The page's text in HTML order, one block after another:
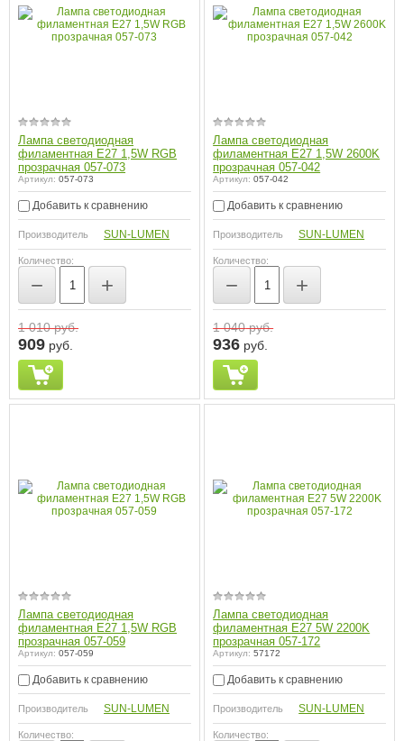
Лампа светодиодная
филаментная E27 1,5W RGB
прозрачная 057-073
Артикул: 057-073
Добавить к сравнению
Производитель SUN-LUMEN
Количество:
− +
1 010руб.
909 руб.
Лампа светодиодная
филаментная E27 1,5W 2600K
прозрачная 057-042
Артикул: 057-042
Добавить к сравнению
Производитель SUN-LUMEN
Количество:
− +
1 040руб.
936 руб.
Лампа светодиодная
филаментная E27 1,5W RGB
прозрачная 057-059
Артикул: 057-059
Добавить к сравнению
Производитель SUN-LUMEN
Количество:
Лампа светодиодная
филаментная E27 5W 2200K
прозрачная 057-172
Артикул: 57172
Добавить к сравнению
Производитель SUN-LUMEN
Количество: